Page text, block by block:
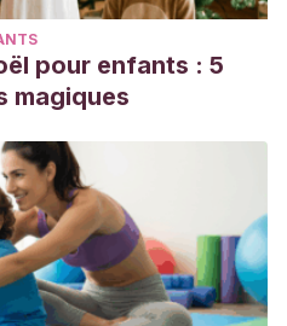
pour enfants : 5
magiques